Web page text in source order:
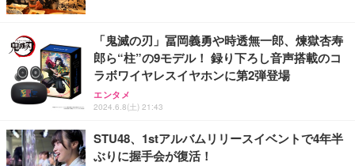
「鬼滅の刃」冨岡義勇や時透無一郎、煉獄杏寿
郎ら“柱”の9モデル！ 録り下ろし音声搭載のコ
ラボワイヤレスイヤホンに第2弾登場
エンタメ
2024.6.8(土) 21:43
STU48、1stアルバムリリースイベントで4年半
ぶりに握手会が復活！